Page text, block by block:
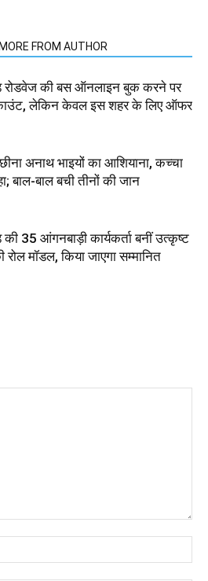
MORE FROM AUTHOR
रोडवेज की बस ऑनलाइन बुक करने पर
लेकिन केवल इस शहर के लिए ऑफर
अनाथ भाइयों का आशियाना, कच्चा
बाल-बाल बची तीनों की जान
की 35 आंगनबाड़ी कार्यकर्ता बनीं उत्कृष्ट
मॉडल, किया जाएगा सम्मानित